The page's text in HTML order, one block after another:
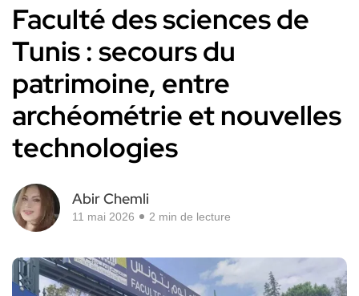
Faculté des sciences de
Tunis : secours du
patrimoine, entre
archéométrie et nouvelles
technologies
Abir Chemli
11 mai 2026 2 min de lecture